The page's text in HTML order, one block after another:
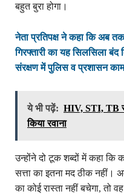
बहुत बुरा होगा।
नेता प्रतिपक्ष ने कहा कि अब
गिरफ्तारी का यह सिलसिला
संरक्षण में पुलिस व प्रशासन
ये भी पढ़ें: HIV, STI, TB
किया रवाना
उन्होंने दो टूक शब्दों में कहा
सत्ता का इतना मद ठीक नहीं।
का कोई रास्ता नहीं बचेगा, तो